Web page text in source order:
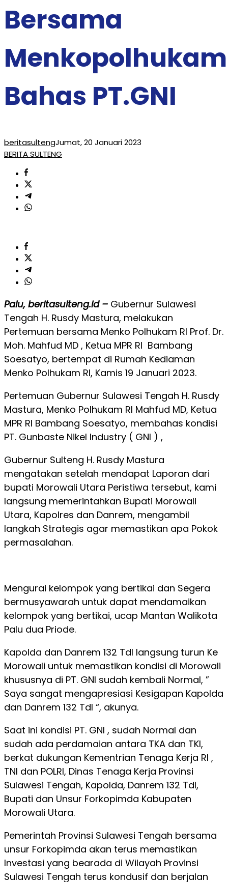
Bersama
Menkopolhukam
Bahas PT.GNI
beritasultengJumat, 20 Januari 2023
BERITA SULTENG
Palu, beritasulteng.id – Gubernur Sulawesi
Tengah H. Rusdy Mastura, melakukan
Pertemuan bersama Menko Polhukam RI Prof. Dr.
Moh. Mahfud MD , Ketua MPR RI Bambang
Soesatyo, bertempat di Rumah Kediaman
Menko Polhukam RI, Kamis 19 Januari 2023.
Pertemuan Gubernur Sulawesi Tengah H. Rusdy
Mastura, Menko Polhukam RI Mahfud MD, Ketua
MPR RI Bambang Soesatyo, membahas kondisi
PT. Gunbaste Nikel Industry ( GNI ) ,
Gubernur Sulteng H. Rusdy Mastura
mengatakan setelah mendapat Laporan dari
bupati Morowali Utara Peristiwa tersebut, kami
langsung memerintahkan Bupati Morowali
Utara, Kapolres dan Danrem, mengambil
langkah Strategis agar memastikan apa Pokok
permasalahan.
Mengurai kelompok yang bertikai dan Segera
bermusyawarah untuk dapat mendamaikan
kelompok yang bertikai, ucap Mantan Walikota
Palu dua Priode.
Kapolda dan Danrem 132 Tdl langsung turun Ke
Morowali untuk memastikan kondisi di Morowali
khususnya di PT. GNI sudah kembali Normal, ”
Saya sangat mengapresiasi Kesigapan Kapolda
dan Danrem 132 Tdl “, akunya.
Saat ini kondisi PT. GNI , sudah Normal dan
sudah ada perdamaian antara TKA dan TKI,
berkat dukungan Kementrian Tenaga Kerja RI ,
TNI dan POLRI, Dinas Tenaga Kerja Provinsi
Sulawesi Tengah, Kapolda, Danrem 132 Tdl,
Bupati dan Unsur Forkopimda Kabupaten
Morowali Utara.
Pemerintah Provinsi Sulawesi Tengah bersama
unsur Forkopimda akan terus memastikan
Investasi yang bearada di Wilayah Provinsi
Sulawesi Tengah terus kondusif dan berjalan